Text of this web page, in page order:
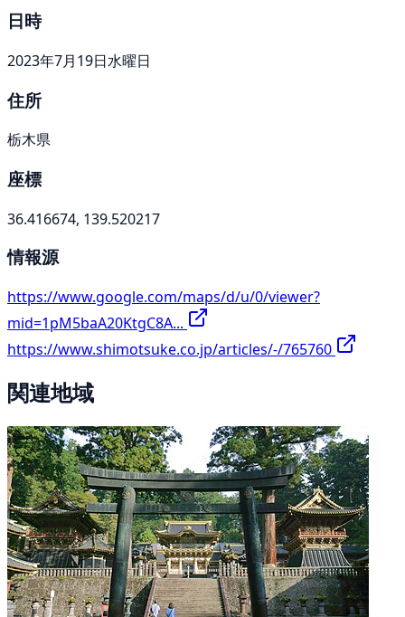
日時
2023年7月19日水曜日
住所
栃木県
座標
36.416674, 139.520217
情報源
https://www.google.com/maps/d/u/0/viewer?
mid=1pM5baA20KtgC8A...
https://www.shimotsuke.co.jp/articles/-/765760
関連地域